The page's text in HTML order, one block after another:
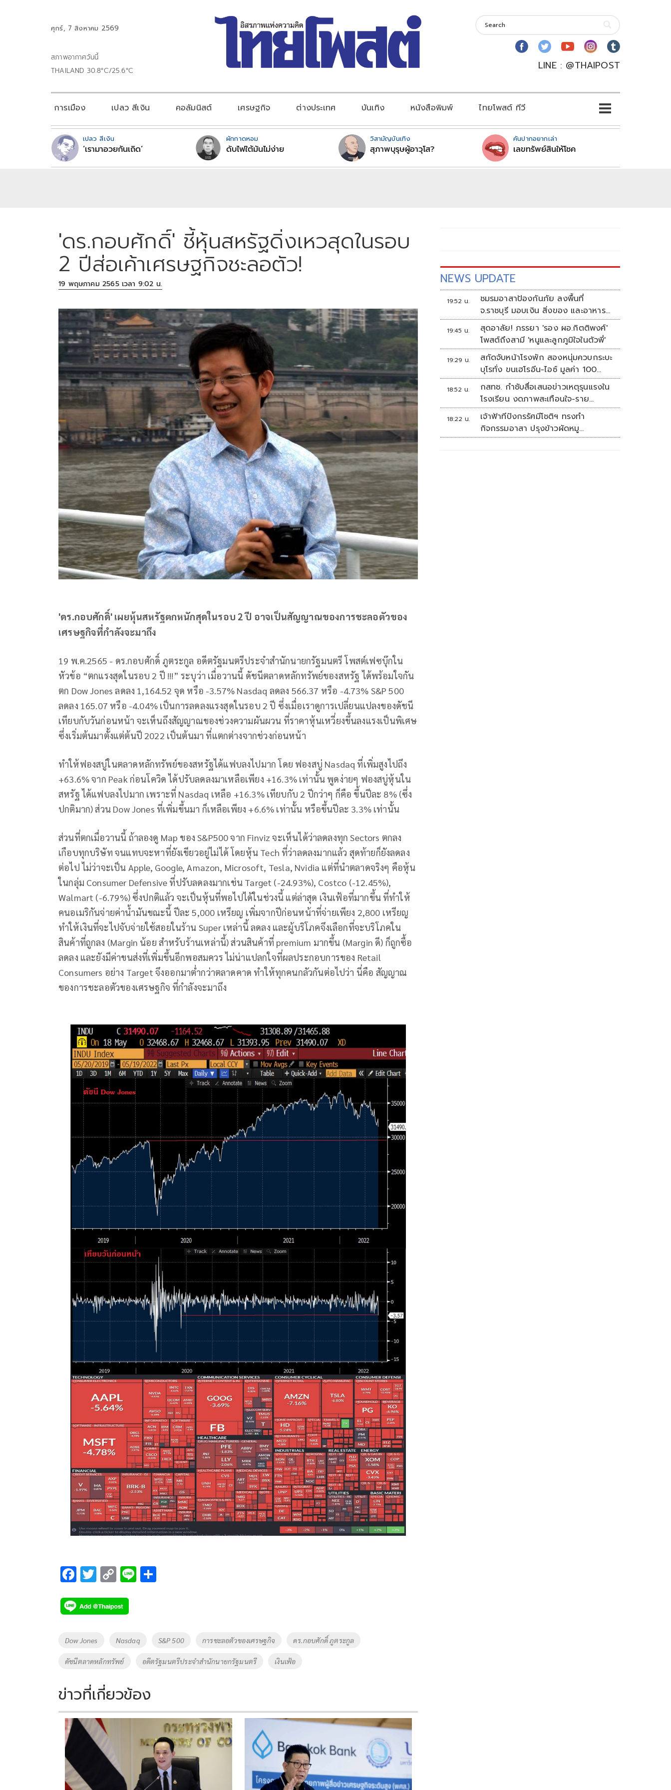
ศุกร์, 7 สิงหาคม 2569
สภาพอากาศวันนี้
THAILAND 30.8°C/25.6°C
LINE : @THAIPOST
การเมือง เปลว สีเงิน คอลัมนิสต์ เศรษฐกิจ ต่างประเทศ บันเทิง หนังสือพิมพ์ ไทยโพสต์ ทีวี
เปลว สีเงิน
‘เรามาอวยกันเถิด’
ผักกาดหอม
ดับไฟใต้มันไม่ง่าย
วิสามัญบันเทิง
สุภาพบุรุษผู้อาวุโส?
คันปากอยากเล่า
เลขทรัพย์สินให้โชค
'ดร.กอบศักดิ์' ชี้หุ้นสหรัฐดิ่งเหวสุดในรอบ
2 ปีส่อเค้าเศรษฐกิจชะลอตัว!
19 พฤษภาคม 2565 เวลา 9:02 น.
'ดร.กอบศักดิ์' เผยหุ้นสหรัฐตกหนักสุดในรอบ 2 ปี อาจเป็นสัญญาณของการชะลอตัวของ
เศรษฐกิจที่กำลังจะมาถึง
19 พ.ค.2565 - ดร.กอบศักดิ์ ภูตระกูล อดีตรัฐมนตรีประจำสำนักนายกรัฐมนตรี โพสต์เฟซบุ๊กใน
หัวข้อ “ตกแรงสุดในรอบ 2 ปี !!!” ระบุว่า เมื่อวานนี้ ดัชนีตลาดหลักทรัพย์ของสหรัฐ ได้พร้อมใจกัน
ตก Dow Jones ลดลง 1,164.52 จุด หรือ -3.57% Nasdaq ลดลง 566.37 หรือ -4.73% S&P 500
ลดลง 165.07 หรือ -4.04% เป็นการลดลงแรงสุดในรอบ 2 ปี ซึ่งเมื่อเราดูการเปลี่ยนแปลงของดัชนี
เทียบกับวันก่อนหน้า จะเห็นถึงสัญญาณของช่วงความผันผวน ที่ราคาหุ้นเหวี่ยงขึ้นลงแรงเป็นพิเศษ
ซึ่งเริ่มต้นมาตั้งแต่ต้นปี 2022 เป็นต้นมา ที่แตกต่างจากช่วงก่อนหน้า
ทำให้ฟองสบู่ในตลาดหลักทรัพย์ของสหรัฐได้แฟบลงไปมาก โดย ฟองสบู่ Nasdaq ที่เพิ่มสูงไปถึง
+63.6% จาก Peak ก่อนโควิด ได้ปรับลดลงมาเหลือเพียง +16.3% เท่านั้น พูดง่ายๆ ฟองสบู่หุ้นใน
สหรัฐ ได้แฟบลงไปมาก เพราะที่ Nasdaq เหลือ +16.3% เทียบกับ 2 ปีกว่าๆ ก็คือ ขึ้นปีละ 8% (ซึ่ง
ปกติมาก) ส่วน Dow Jones ที่เพิ่มขึ้นมา ก็เหลือเพียง +6.6% เท่านั้น หรือขึ้นปีละ 3.3% เท่านั้น
ส่วนที่ตกเมื่อวานนี้ ถ้าลองดู Map ของ S&P500 จาก Finviz จะเห็นได้ว่าลดลงทุก Sectors ตกลง
เกือบทุกบริษัท จนแทบจะหาที่ยังเขียวอยู่ไม่ได้ โดยหุ้น Tech ที่ว่าลดลงมากแล้ว สุดท้ายก็ยังลดลง
ต่อไป ไม่ว่าจะเป็น Apple, Google, Amazon, Microsoft, Tesla, Nvidia แต่ที่นำตลาดจริงๆ คือหุ้น
ในกลุ่ม Consumer Defensive ที่ปรับลดลงมากเช่น Target (-24.93%), Costco (-12.45%),
Walmart (-6.79%) ซึ่งปกติแล้ว จะเป็นหุ้นที่พอไปได้ในช่วงนี้ แต่ล่าสุด เงินเฟ้อที่มากขึ้น ที่ทำให้
คนอเมริกันจ่ายค่าน้ำมันขณะนี้ ปีละ 5,000 เหรียญ เพิ่มจากปีก่อนหน้าที่จ่ายเพียง 2,800 เหรียญ
ทำให้เงินที่จะไปจับจ่ายใช้สอยในร้าน Super เหล่านี้ ลดลง และผู้บริโภคจึงเลือกที่จะบริโภคใน
สินค้าที่ถูกลง (Margin น้อย สำหรับร้านเหล่านี้) ส่วนสินค้าที่ premium มากขึ้น (Margin ดี) ก็ถูกซื้อ
ลดลง และยังมีค่าขนส่งที่เพิ่มขึ้นอีกพอสมควร ไม่น่าแปลกใจที่ผลประกอบการของ Retail
Consumers อย่าง Target จึงออกมาต่ำกว่าตลาดคาด ทำให้ทุกคนกลัวกันต่อไปว่า นี่คือ สัญญาณ
ของการชะลอตัวของเศรษฐกิจ ที่กำลังจะมาถึง
F
e
b
o
o
k
T
tt
er
C
p
y
Li
n
k
Li
Tags
Dow Jones Nasdaq S&P 500 การชะลอตัวของเศรษฐกิจ ดร.กอบศักดิ์ ภูตระกูล
ดัชนีตลาดหลักทรัพย์ อดีตรัฐมนตรีประจำสำนักนายกรัฐมนตรี เงินเฟ้อ
ข่าวที่เกี่ยวข้อง
NEWS UPDATE
19:52 น.
ชมรมอาสาป้องกันภัย ลงพื้นที่
จ.ราชบุรี มอบเงิน สิ่งของ และอาหาร
กลางวัน แก่โรงเรียนบ้านหนองน้ำใส
19:45 น.
สุดอาลัย! ภรรยา 'รอง ผอ.กิตติพงศ์'
โพสต์ถึงสามี 'หนูและลูกภูมิใจในตัวพี่'
19:29 น.
สกัดจับหน้าโรงพัก สองหนุ่มควบกระบะ
บุโรทั่ง ขนเฮโรอีน-ไอซ์ มูลค่า 100
ล้าน
18:52 น.
กสทช. กำชับสื่อเสนอข่าวเหตุรุนแรงใน
โรงเรียน งดภาพสะเทือนใจ-ราย
ละเอียดเสี่ยงเลียนแบบ
18:22 น.
เจ้าฟ้าทีปังกรรัศมีโชติฯ ทรงทำ
กิจกรรมอาสา ปรุงข้าวผัดหมู
พระราชทานประชาชน